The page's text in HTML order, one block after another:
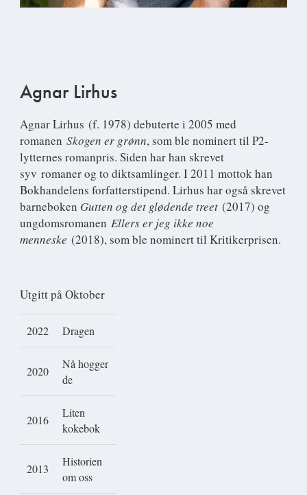
Agnar Lirhus
Agnar Lirhus (f. 1978) debuterte i 2005 med
romanen Skogen er grønn, som ble nominert til P2-
lytternes romanpris. Siden har han skrevet
syv romaner og to diktsamlinger. I 2011 mottok han
Bokhandelens forfatterstipend. Lirhus har også skrevet
barneboken Gutten og det glødende treet (2017) og
ungdomsromanen Ellers er jeg ikke noe
menneske (2018), som ble nominert til Kritikerprisen.
Utgitt på Oktober
2022 Dragen
2020
Nå hogger
de
2016
Liten
kokebok
2013
Historien
om oss